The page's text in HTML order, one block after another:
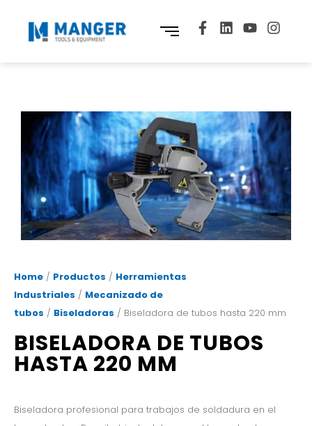
Home / Productos / Herramientas
Industriales / Mecanizado de
tubos / Biseladoras / Biseladora de tubos hasta 220 mm
BISELADORA DE TUBOS
HASTA 220 MM
Biseladora profesional para trabajos de soldadura en el